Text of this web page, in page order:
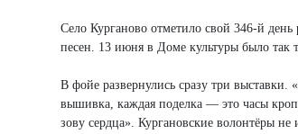
Село Курганово отметило свой 346-й
песен. 13 июня в Доме культуры было так
В фойе развернулись сразу три
вышивка, каждая поделка — это часы
зову сердца». Кургановские волонтёры